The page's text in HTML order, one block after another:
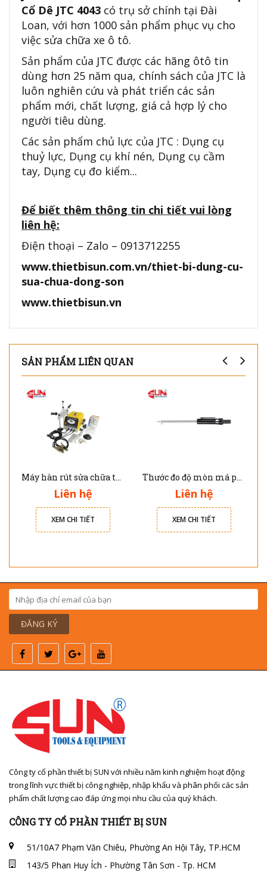
Cổ Dê JTC 4043 có trụ sở chính tại Đài
Loan, với hơn 1000 sản phẩm phục vụ cho
việc sửa chữa xe ô tô.
Sản phẩm của JTC được các hãng ôtô tin
dùng hơn 25 năm qua, chính sách của JTC là
luôn nghiên cứu và phát triển các sản
phẩm mới, chất lượng, giá cả hợp lý cho
người tiêu dùng.
Các sản phẩm chủ lực của JTC : Dụng cụ
thuỷ lực, Dụng cụ khí nén, Dụng cụ cầm
tay, Dụng cụ đo kiểm...
Để biết thêm thông tin chi tiết vui lòng
liên hệ:
Điện thoại – Zalo – 0913712255
www.thietbisun.com.vn/thiet-bi-dung-cu-
sua-chua-dong-son
www.thietbisun.vn
SẢN PHẨM LIÊN QUAN
Máy hàn rút sửa chữa thân vỏ nhôm xe ô tô Solary AL7E
Liên hệ
XEM CHI TIẾT
Thước đo độ mòn má phanh JTC 4564
Liên hệ
XEM CHI TIẾT
ĐĂNG KÝ
Công ty cổ phần thiết bị SUN với nhiều năm kinh nghiệm hoạt động
trong lĩnh vực thiết bị công nghiệp, nhập khẩu và phân phối các sản
phẩm chất lượng cao đáp ứng mọi nhu cầu của quý khách.
CÔNG TY CỔ PHẦN THIẾT BỊ SUN
51/10A7 Phạm Văn Chiêu, Phường An Hội Tây, TP.HCM
143/5 Phan Huy Ích - Phường Tân Sơn - Tp. HCM